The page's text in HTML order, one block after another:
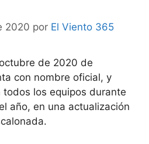
2020 por El Viento 365
de 2020 de
con nombre oficial, y
los equipos durante
año, en una actualización